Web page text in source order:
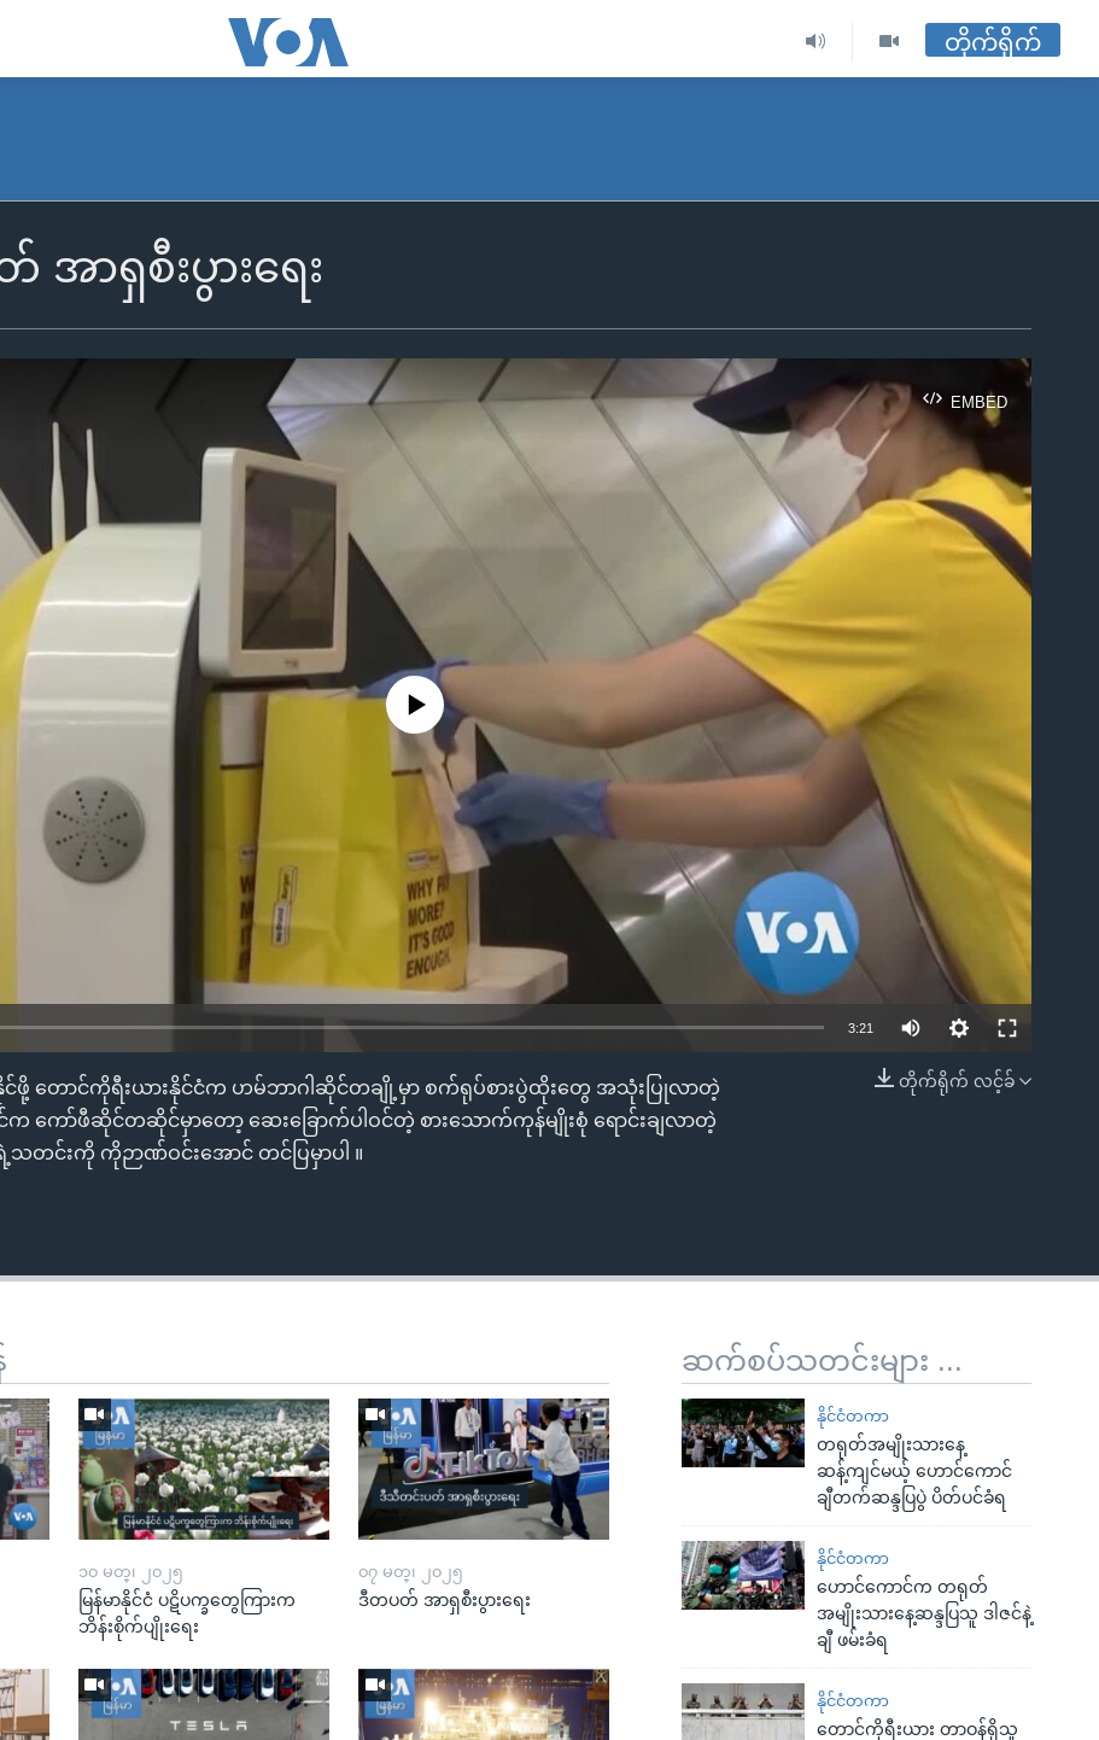
တိုက်ရိုက်
ာရှစီးပွားရေး
EMBED
EMBED
No media source currently available
3:21
တိုက်ရိုက် လင့်ခ်
င်ဖို့ တောင်ကိုရီးယားနိုင်ငံက ဟမ်ဘာဂါဆိုင်တချို့မှာ စက်ရုပ်စားပွဲထိုးတွေ အသုံးပြုလာတဲ့
က ကော်ဖီဆိုင်တဆိုင်မှာတော့ ဆေးခြောက်ပါဝင်တဲ့ စားသောက်ကုန်မျိုးစုံ ရောင်းချလာတဲ့
ရဲ့သတင်းကို ကိုဉာဏ်ဝင်းအောင် တင်ပြမှာပါ ။
ဆက်စပ်သတင်းများ ...
နိုင်ငံတကာ
တရုတ်အမျိုးသားနေ့
ဆန့်ကျင်မယ့် ဟောင်ကောင်
ချီတက်ဆန္ဒပြပွဲ ပိတ်ပင်ခံရ
နိုင်ငံတကာ
ဟောင်ကောင်က တရုတ်
အမျိုးသားနေ့ဆန္ဒပြသူ ဒါဇင်နဲ့
ချီ ဖမ်းခံရ
နိုင်ငံတကာ
တောင်ကိုရီးယား တာဝန်ရှိသူ
၁၀ မတ္၊ ၂၀၂၅
မြန်မာနိုင်ငံ ပဋိပက္ခတွေကြားက
ဘိန်းစိုက်ပျိုးရေး
၀၇ မတ္၊ ၂၀၂၅
ဒီတပတ် အာရှစီးပွားရေး